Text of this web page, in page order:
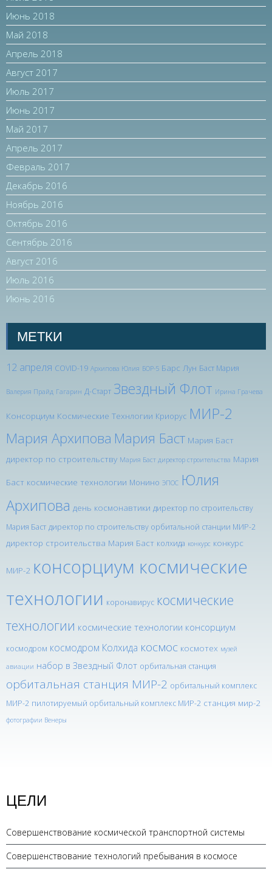
Июнь 2018
Май 2018
Апрель 2018
Август 2017
Июль 2017
Июнь 2017
Май 2017
Апрель 2017
Февраль 2017
Декабрь 2016
Ноябрь 2016
Октябрь 2016
Сентябрь 2016
Август 2016
Июль 2016
Июнь 2016
МЕТКИ
12 апреля COVID-19 Архипова Юлия БОР-5 Барс Лун Баст Мария
Валерия Прайд Гагарин Д-Старт Звездный Флот Ирина Грачева
Консорциум Космические Технлогии Криорус МИР-2
Мария Архипова Мария Баст Мария Баст
директор по строительству Мария Баст директор строительства Мария
Баст космические технологии Монино ЭПОС Юлия
Архипова день космонавтики директор по строительству
Мария Баст директор по строительству орбитальной станции МИР-2
директор строительства Мария Баст колхида конкурс конкурс
МИР-2 консорциум космические
технологии коронавирус космические
технологии космические технологии консорциум
космодром космодром Колхида космос космотех музей
авиации набор в Звездный Флот орбитальная станция
орбитальная станция МИР-2 орбитальный комплекс
МИР-2 пилотируемый орбитальный комплекс МИР-2 станция мир-2
фотографии Венеры
ЦЕЛИ
Совершенствование космической транспортной системы
Совершенствование технологий пребывания в космосе